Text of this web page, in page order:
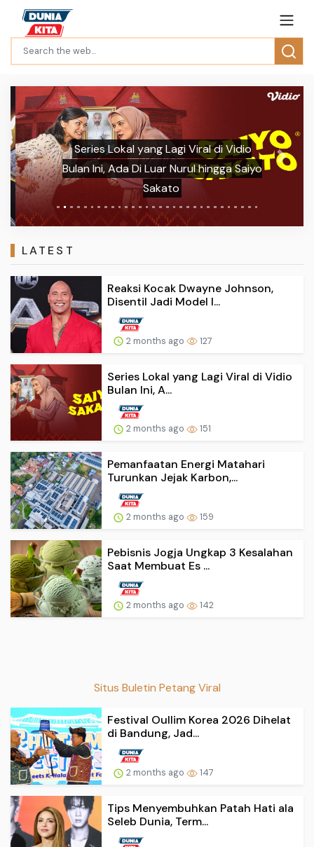
Series Lokal yang Lagi Viral di Vidio
Bulan Ini, Ada Di Luar Nurul hingga Saiyo
Sakato
Previous Next
LATEST
Reaksi Kocak Dwayne Johnson,
Disentil Jadi Model I...
2 months ago 127
Series Lokal yang Lagi Viral di Vidio
Bulan Ini, A...
2 months ago 151
Pemanfaatan Energi Matahari
Turunkan Jejak Karbon,...
2 months ago 159
Pebisnis Jogja Ungkap 3 Kesalahan
Saat Membuat Es ...
2 months ago 142
Situs Buletin Petang Viral
Festival Oullim Korea 2026 Dihelat
di Bandung, Jad...
2 months ago 147
Tips Menyembuhkan Patah Hati ala
Seleb Dunia, Term...